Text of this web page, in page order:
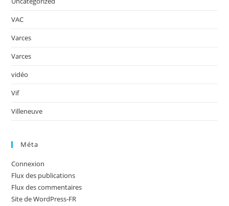
VAC
Varces
Varces
vidéo
Vif
Villeneuve
Méta
Connexion
Flux des publications
Flux des commentaires
Site de WordPress-FR